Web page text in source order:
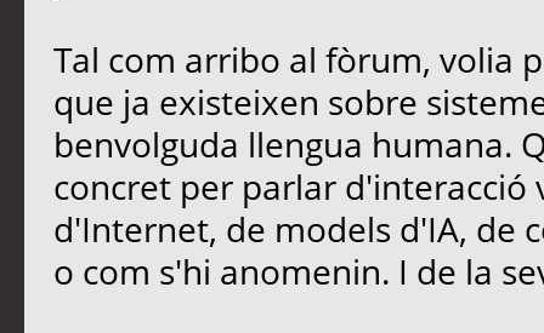
Tal com arribo al fòrum, volia
que ja existeixen sobre
benvolguda llengua humana.
concret per parlar d'interacció
d'Internet, de models d'IA, de
o com s'hi anomenin. I de la